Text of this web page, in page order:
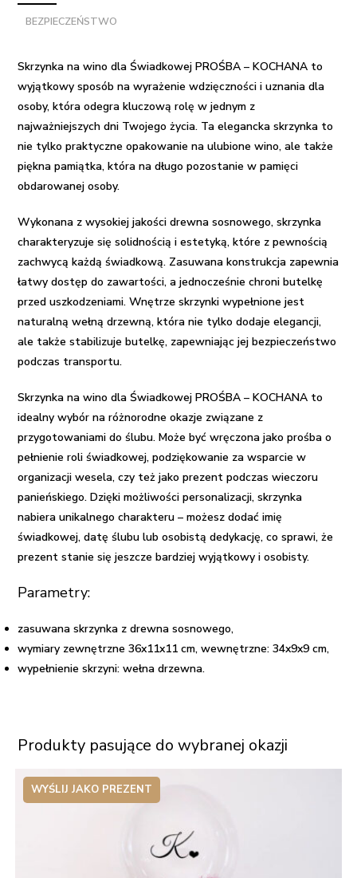
PROŚBA
BEZPIECZEŃSTWO
Skrzynka na wino dla Świadkowej PROŚBA – KOCHANA to
wyjątkowy sposób na wyrażenie wdzięczności i uznania dla
osoby, która odegra kluczową rolę w jednym z
najważniejszych dni Twojego życia. Ta elegancka skrzynka to
nie tylko praktyczne opakowanie na ulubione wino, ale także
piękna pamiątka, która na długo pozostanie w pamięci
obdarowanej osoby.
Wykonana z wysokiej jakości drewna sosnowego, skrzynka
charakteryzuje się solidnością i estetyką, które z pewnością
zachwycą każdą świadkową. Zasuwana konstrukcja zapewnia
łatwy dostęp do zawartości, a jednocześnie chroni butelkę
przed uszkodzeniami. Wnętrze skrzynki wypełnione jest
naturalną wełną drzewną, która nie tylko dodaje elegancji,
ale także stabilizuje butelkę, zapewniając jej bezpieczeństwo
podczas transportu.
Skrzynka na wino dla Świadkowej PROŚBA – KOCHANA to
idealny wybór na różnorodne okazje związane z
przygotowaniami do ślubu. Może być wręczona jako prośba o
pełnienie roli świadkowej, podziękowanie za wsparcie w
organizacji wesela, czy też jako prezent podczas wieczoru
panieńskiego. Dzięki możliwości personalizacji, skrzynka
nabiera unikalnego charakteru – możesz dodać imię
świadkowej, datę ślubu lub osobistą dedykację, co sprawi, że
prezent stanie się jeszcze bardziej wyjątkowy i osobisty.
Parametry:
zasuwana skrzynka z drewna sosnowego,
wymiary zewnętrzne 36x11x11 cm, wewnętrzne: 34x9x9 cm,
wypełnienie skrzyni: wełna drzewna.
Produkty pasujące do wybranej okazji
WYŚLIJ JAKO PREZENT